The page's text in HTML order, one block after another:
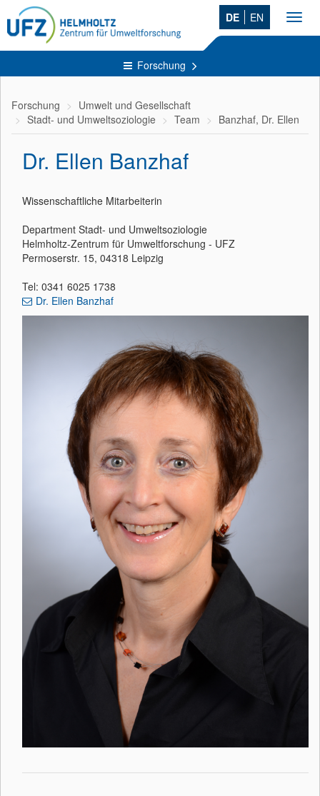
DE EN
Forschung
Forschung
Umwelt und Gesellschaft
Stadt- und Umweltsoziologie
Team Banzhaf, Dr. Ellen
Dr. Ellen Banzhaf
Wissenschaftliche Mitarbeiterin
Department Stadt- und Umweltsoziologie
Helmholtz-Zentrum für Umweltforschung - UFZ
Permoserstr. 15, 04318 Leipzig
Tel: 0341 6025 1738
Dr. Ellen Banzhaf